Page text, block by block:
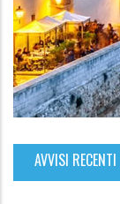
AVVISI RECENTI